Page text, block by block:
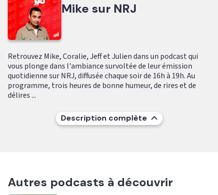
Mike sur NRJ
Retrouvez Mike, Coralie, Jeff et Julien dans un podcast qui
vous plonge dans l'ambiance survoltée de leur émission
quotidienne sur NRJ, diffusée chaque soir de 16h à 19h. Au
programme, trois heures de bonne humeur, de rires et de
délires ...
Description complète
Autres podcasts à découvrir